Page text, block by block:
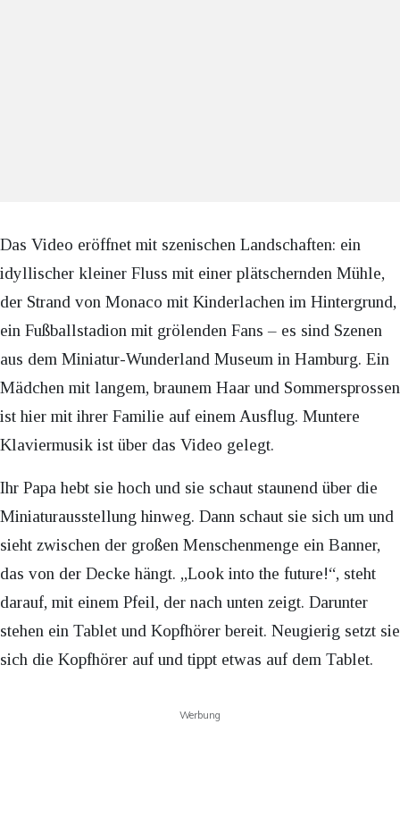
Das Video eröffnet mit szenischen Landschaften: ein
idyllischer kleiner Fluss mit einer plätschernden Mühle,
der Strand von Monaco mit Kinderlachen im Hintergrund,
ein Fußballstadion mit grölenden Fans – es sind Szenen
aus dem Miniatur-Wunderland Museum in Hamburg. Ein
Mädchen mit langem, braunem Haar und Sommersprossen
ist hier mit ihrer Familie auf einem Ausflug. Muntere
Klaviermusik ist über das Video gelegt.
Ihr Papa hebt sie hoch und sie schaut staunend über die
Miniaturausstellung hinweg. Dann schaut sie sich um und
sieht zwischen der großen Menschenmenge ein Banner,
das von der Decke hängt. „Look into the future!“, steht
darauf, mit einem Pfeil, der nach unten zeigt. Darunter
stehen ein Tablet und Kopfhörer bereit. Neugierig setzt sie
sich die Kopfhörer auf und tippt etwas auf dem Tablet.
Werbung